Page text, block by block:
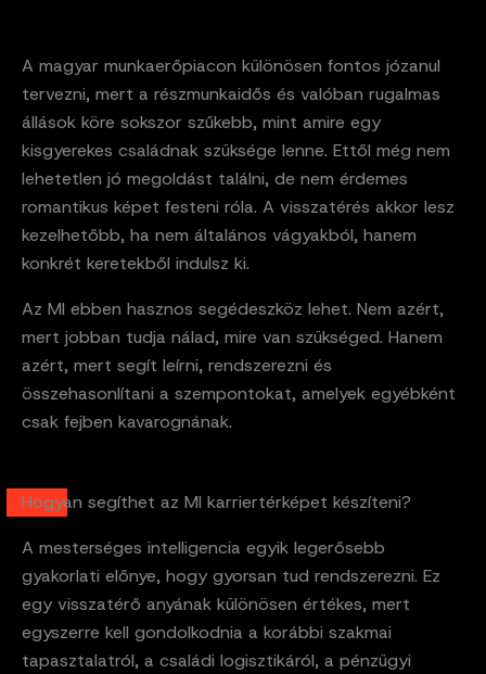
A magyar munkaerőpiacon különösen fontos józanul
tervezni, mert a részmunkaidős és valóban rugalmas
állások köre sokszor szűkebb, mint amire egy
kisgyerekes családnak szüksége lenne. Ettől még nem
lehetetlen jó megoldást találni, de nem érdemes
romantikus képet festeni róla. A visszatérés akkor lesz
kezelhetőbb, ha nem általános vágyakból, hanem
konkrét keretekből indulsz ki.
Az MI ebben hasznos segédeszköz lehet. Nem azért,
mert jobban tudja nálad, mire van szükséged. Hanem
azért, mert segít leírni, rendszerezni és
összehasonlítani a szempontokat, amelyek egyébként
csak fejben kavarognának.
Hogyan segíthet az MI karriertérképet készíteni?
A mesterséges intelligencia egyik legerősebb
gyakorlati előnye, hogy gyorsan tud rendszerezni. Ez
egy visszatérő anyának különösen értékes, mert
egyszerre kell gondolkodnia a korábbi szakmai
tapasztalatról, a családi logisztikáról, a pénzügyi